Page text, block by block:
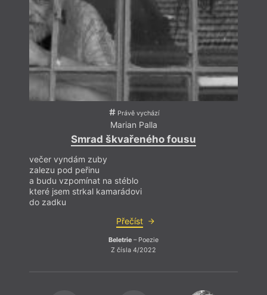
Právě vychází
Marian Palla
Smrad škvařeného fousu
večer vyndám zuby
zalezu pod peřinu
a budu vzpomínat na stéblo
které jsem strkal kamarádovi
do zadku
Přečíst
Beletrie – Poezie
Z čísla 4/2022